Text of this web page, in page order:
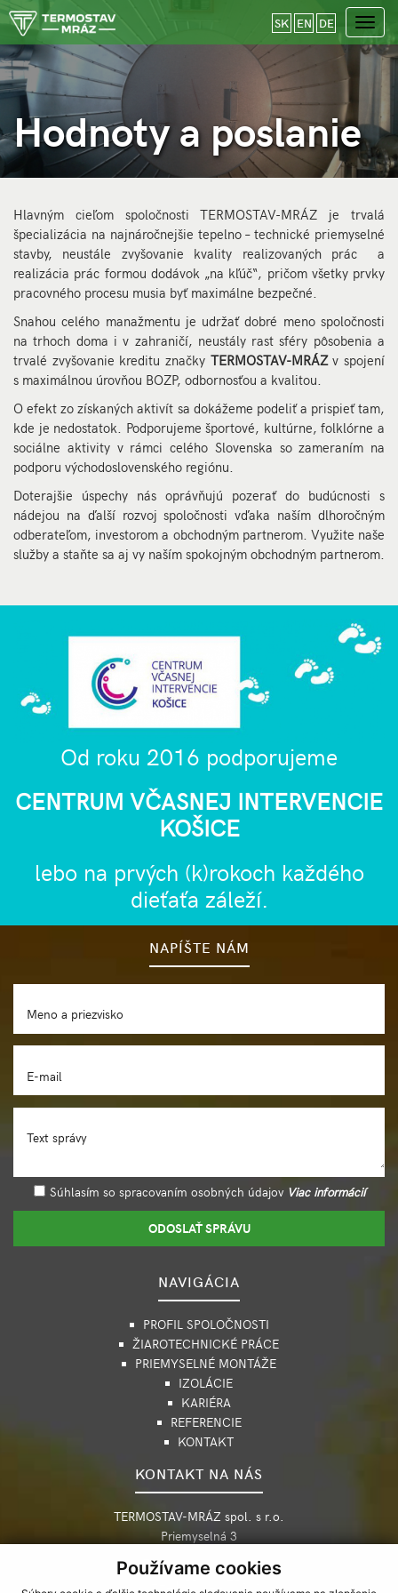
Používame cookies
SK EN DE
Hodnoty a poslanie
Hodnoty a poslanie
Hlavným cieľom spoločnosti TERMOSTAV-MRÁZ je trvalá
špecializácia na najnáročnejšie tepelno – technické priemyselné
stavby, neustále zvyšovanie kvality realizovaných prác a
realizácia prác formou dodávok „na kľúč“, pričom všetky prvky
pracovného procesu musia byť maximálne bezpečné.
Snahou celého manažmentu je udržať dobré meno spoločnosti
na trhoch doma i v zahraničí, neustály rast sféry pôsobenia a
trvalé zvyšovanie kreditu značky TERMOSTAV-MRÁZv spojení
s maximálnou úrovňou BOZP, odbornosťou a kvalitou.
O efekt zo získaných aktivít sa dokážeme podeliť a prispieť tam,
kde je nedostatok. Podporujeme športové, kultúrne, folklórne a
sociálne aktivity v rámci celého Slovenska so zameraním na
podporu východoslovenského regiónu.
Doterajšie úspechy nás oprávňujú pozerať do budúcnosti s
nádejou na ďalší rozvoj spoločnosti vďaka naším dlhoročným
odberateľom, investorom a obchodným partnerom. Využite naše
služby a staňte sa aj vy naším spokojným obchodným partnerom.
Od roku 2016 podporujeme
CENTRUM VČASNEJ INTERVENCIE
KOŠICE
lebo na prvých (k)rokoch každého
dieťaťa záleží.
NAPÍŠTE NÁM
Meno a priezvisko
E-mail
Text správy
Súhlasím so spracovaním osobných údajov Viac informácií
ODOSLAŤ SPRÁVU
NAVIGÁCIA
PROFIL SPOLOČNOSTI
ŽIAROTECHNICKÉ PRÁCE
PRIEMYSELNÉ MONTÁŽE
IZOLÁCIE
KARIÉRA
REFERENCIE
KONTAKT
KONTAKT NA NÁS
TERMOSTAV-MRÁZ spol. s r.o.
Priemyselná 3